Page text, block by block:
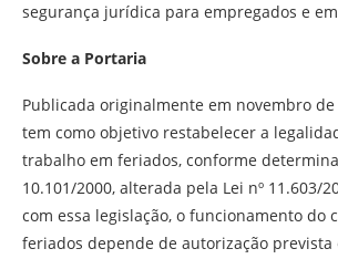
segurança jurídica para empregados e
Sobre a Portaria
Publicada originalmente em novembro
tem como objetivo restabelecer a
trabalho em feriados, conforme
10.101/2000, alterada pela Lei nº 11.603/
com essa legislação, o funcionamento do
feriados depende de autorização prevista